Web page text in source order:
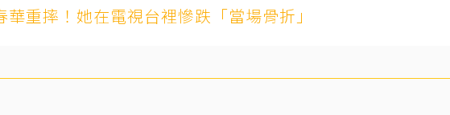
華重摔！她在電視台裡慘跌「當場骨折」